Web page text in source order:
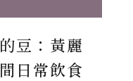
豆：黃麗
日常飲食